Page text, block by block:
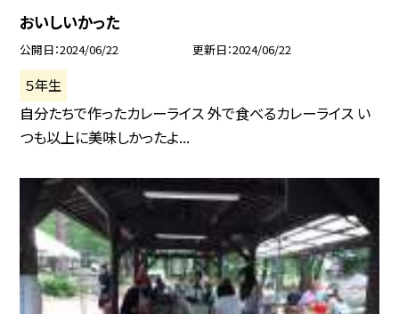
おいしいかった
公開日 2024/06/22 更新日 2024/06/22
５年生
自分たちで作ったカレーライス 外で食べるカレーライス い
つも以上に美味しかったよ...